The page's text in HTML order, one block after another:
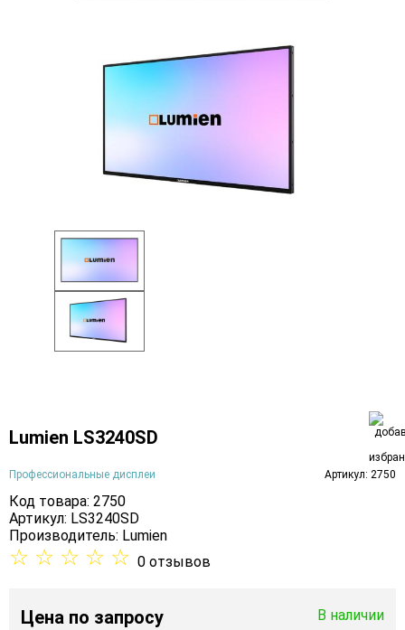
Lumien LS3240SD
Профессиональные дисплеи Артикул: 2750
Код товара: 2750
Артикул: LS3240SD
Производитель: Lumien
☆ ☆ ☆ ☆ ☆ 0 отзывов
Цена по запросу В наличии